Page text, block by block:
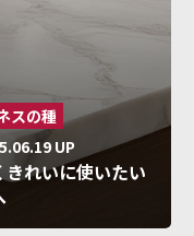
スの種
UP
きれいに使いたい